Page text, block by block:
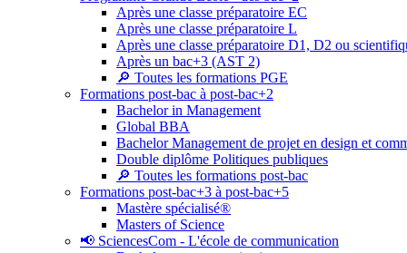
Après une classe préparatoire EC
Après une classe préparatoire L
Après une classe préparatoire D1, D2 ou
Après un bac+3 (AST 2)
🔎 Toutes les formations PGE
Formations post-bac à post-bac+2
Bachelor in Management
Global BBA
Bachelor Management de projet en design et
Double diplôme Politiques publiques
🔎 Toutes les formations post-bac
Formations post-bac+3 à post-bac+5
Mastère spécialisé®
Masters of Science
📢 SciencesCom - L'école de communication